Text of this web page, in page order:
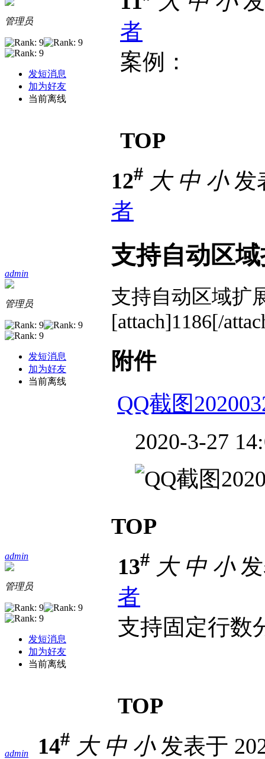
管理员
发短消息
加为好友
当前离线
者
案例：
TOP
admin
管理员
发短消息
加为好友
当前离线
12# 大 中 小发
者
支持自动区
支持自动区域扩
[attach]1186[/
附件
QQ截图
2020-3-27
TOP
admin
管理员
发短消息
加为好友
当前离线
13# 大 中 小发
者
支持固定行数
TOP
admin 14# 大 中 小发表于